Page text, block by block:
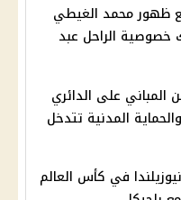
ظهور محمد الغيطي
خصوصية الراحل عبد
على الدائري
المدنية تتدخل
في كأس العالم